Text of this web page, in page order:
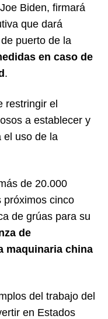
Biden, firmará
que dará
puerto de la
en caso de
.
restringir el
a establecer y
el uso de la
de 20.000
próximos cinco
de grúas para su
de
maquinaria china
del trabajo del
en Estados